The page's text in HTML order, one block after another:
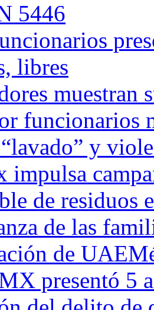
5446
libres
muestran
funcionarios
y
impulsa
de residuos
de las
de
presentó 5